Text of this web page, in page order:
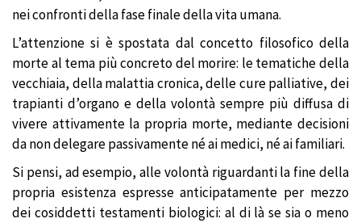
nei confronti della fase finale della vita umana.
L’attenzione si è spostata dal concetto filosofico della
morte al tema più concreto del morire: le tematiche della
vecchiaia, della malattia cronica, delle cure palliative, dei
trapianti d’organo e della volontà sempre più diffusa di
vivere attivamente la propria morte, mediante decisioni
da non delegare passivamente né ai medici, né ai familiari.
Si pensi, ad esempio, alle volontà riguardanti la fine della
propria esistenza espresse anticipatamente per mezzo
dei cosiddetti testamenti biologici: al di là se sia o meno